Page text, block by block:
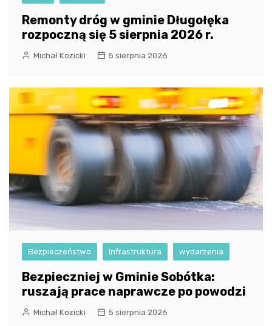
Remonty dróg w gminie Długołęka
rozpoczną się 5 sierpnia 2026 r.
Michał Kozicki 5 sierpnia 2026
Bezpieczeństwo Infrastruktura wydarzenia
Bezpieczniej w Gminie Sobótka:
ruszają prace naprawcze po powodzi
Michał Kozicki 5 sierpnia 2026